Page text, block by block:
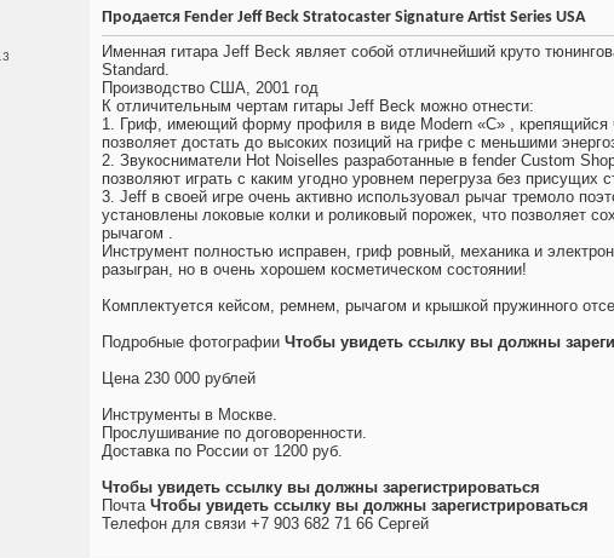
Продается Fender Jeff Beck Stratocaster Signature Artist Series USA
Именная гитара Jeff Beck являет собой отличнейший круто
Standard.
Производство США, 2001 год
К отличительным чертам гитары Jeff Beck можно отнести:
1. Гриф, имеющий форму профиля в виде Modern «С» , крепящийся
позволяет достать до высоких позиций на грифе с меньшими
2. Звукосниматели Hot Noiselles разработанные в fender Custom
позволяют играть с каким угодно уровнем перегруза без присущих
3. Jeff в своей игре очень активно используовал рычаг тремоло
установлены локовые колки и роликовый порожек, что позволяет
рычагом .
Инструмент полностью исправен, гриф ровный, механика и
разыгран, но в очень хорошем косметическом состоянии!
Комплектуется кейсом, ремнем, рычагом и крышкой пружинного
Подробные фотографии Чтобы увидеть ссылку вы должны
Цена 230 000 рублей
Инструменты в Москве.
Прослушивание по договоренности.
Доставка по России от 1200 руб.
Чтобы увидеть ссылку вы должны зарегистрироваться
Почта Чтобы увидеть ссылку вы должны зарегистрироваться
Телефон для связи +7 903 682 71 66 Сергей